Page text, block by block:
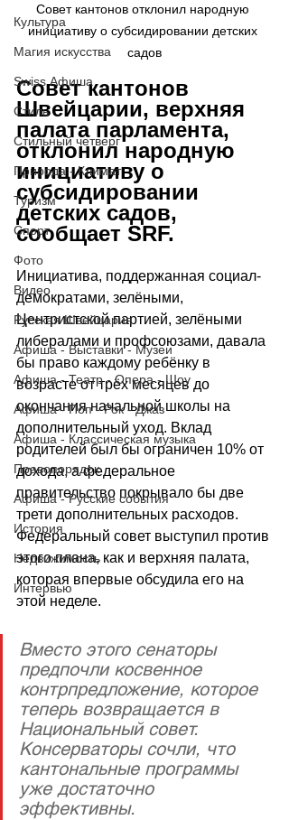
Культура
Магия искусства
Swiss Афиша
Стиль
Стильный четверг
Природа - Климат
Туризм
Спорт
Фото
Видео
Русская Швейцария
Афиша - Выставки - Музеи
Афиша - Театр - Опера - Шоу
Афиша - Поп - Рок - Джаз
Афиша - Классическая музыка
Правопорядок
Афиша - Русские события
История
Недвижимость
Интервью
Совет кантонов отклонил народную
инициативу о субсидировании детских
садов
Совет кантонов
Швейцарии, верхняя
палата парламента,
отклонил народную
инициативу о
субсидировании
детских садов,
сообщает SRF.
Инициатива, поддержанная социал-
демократами, зелёными,
Центристской партией, зелёными
либералами и профсоюзами, давала
бы право каждому ребёнку в
возрасте от трёх месяцев до
окончания начальной школы на
дополнительный уход. Вклад
родителей был бы ограничен 10% от
дохода, а федеральное
правительство покрывало бы две
трети дополнительных расходов.
Федеральный совет выступил против
этого плана, как и верхняя палата,
которая впервые обсудила его на
этой неделе.
Вместо этого сенаторы
предпочли косвенное
контрпредложение, которое
теперь возвращается в
Национальный совет.
Консерваторы сочли, что
кантональные программы
уже достаточно
эффективны.